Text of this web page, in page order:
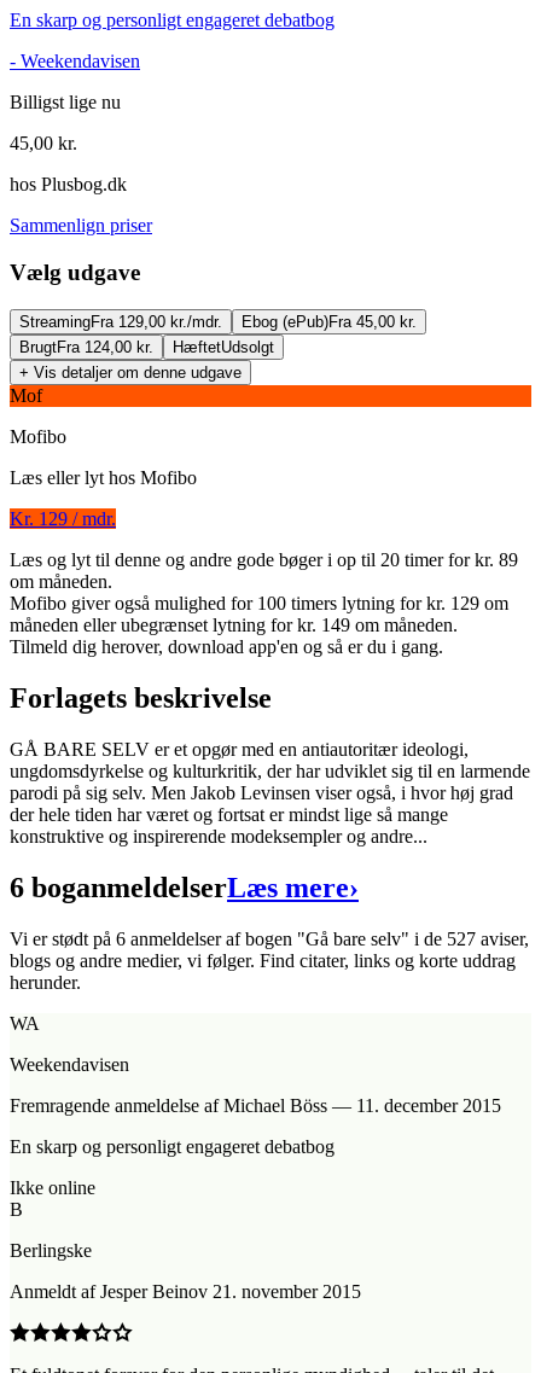
En skarp og personligt engageret debatbog
- Weekendavisen
Billigst lige nu
45,00 kr.
hos Plusbog.dk
Sammenlign priser
Vælg udgave
StreamingFra 129,00 kr./mdr. Ebog (ePub)Fra 45,00 kr.
BrugtFra 124,00 kr. HæftetUdsolgt
+ Vis detaljer om denne udgave
Gå bare selv
Forfatter:Jakob Levinsen
Format:Ebog (ePub)
ISBN: 9788702158700
Forlag:
Udgivet: 29. oktober 2015
Mof
Mofibo
Læs eller lyt hos Mofibo
Kr. 129 / mdr.
Læs og lyt til denne og andre gode bøger i op til 20 timer for kr. 89
om måneden.
Mofibo giver også mulighed for 100 timers lytning for kr. 129 om
måneden eller ubegrænset lytning for kr. 149 om måneden.
Tilmeld dig herover, download app'en og så er du i gang.
Forlagets beskrivelse
GÅ BARE SELV er et opgør med en antiautoritær ideologi,
ungdomsdyrkelse og kulturkritik, der har udviklet sig til en larmende
parodi på sig selv. Men Jakob Levinsen viser også, i hvor høj grad
der hele tiden har været og fortsat er mindst lige så mange
konstruktive og inspirerende modeksempler og andre...
6 boganmeldelserLæs mere›
Vi er stødt på 6 anmeldelser af bogen "Gå bare selv" i de 527 aviser,
blogs og andre medier, vi følger. Find citater, links og korte uddrag
herunder.
WA
Weekendavisen
Fremragende anmeldelse af Michael Böss — 11. december 2015
En skarp og personligt engageret debatbog
Ikke online
B
Berlingske
Anmeldt afJesper Beinov 21. november 2015